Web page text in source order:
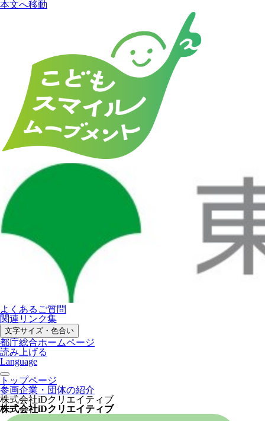
本文へ移動
よくあるご質問
関連リンク集
文字サイズ・色合い
都庁総合ホームページ
読み上げる
Language
トップページ
参画企業・団体の紹介
株式会社iDクリエイティブ
株式会社iDクリエイティブ